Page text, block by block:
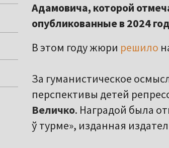
Адамовича, которой
опубликованные в 2024
В этом году жюри решило
За гуманистическое
перспективы детей
Величко. Наградой была
ў турме», изданная